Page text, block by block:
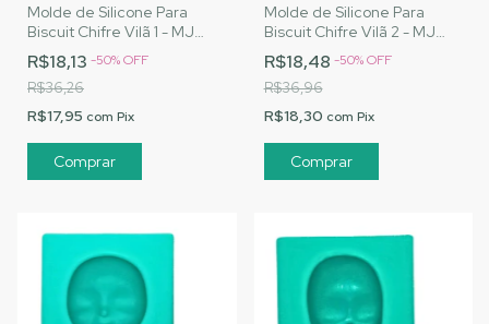
Molde de Silicone Para
Biscuit Chifre Vilã 1 - MJ
Artesanatos |Cód. A129
R$18,13 -50%OFF
R$36,26
R$17,95 com Pix
Molde de Silicone Para
Biscuit Chifre Vilã 2 - MJ
Artesanatos |Cód. A130
R$18,48 -50%OFF
R$36,96
R$18,30 com Pix